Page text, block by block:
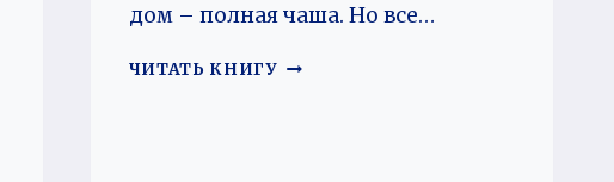
дом – полная чаша. Но все…
ЧИТАТЬ КНИГУ ДОМ